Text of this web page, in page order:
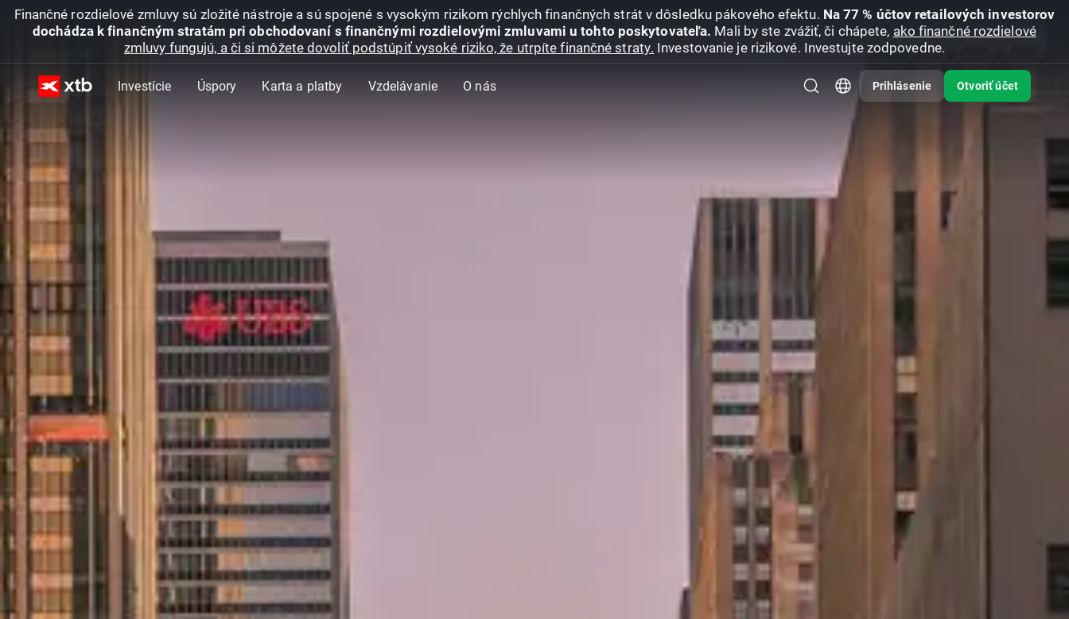
Finančné rozdielové zmluvy sú zložité nástroje a sú spojené s vysokým rizikom rýchlych finančných strát v dôsledku pákového efektu. Na 77 % účtov retailových investorov
dochádza k finančným stratám pri obchodovaní s finančnými rozdielovými zmluvami u tohto poskytovateľa. Mali by ste zvážiť, či chápete, ako finančné rozdielové
zmluvy fungujú, a či si môžete dovoliť podstúpiť vysoké riziko, že utrpíte finančné straty. Investovanie je rizikové. Investujte zodpovedne.
Investície Úspory Karta a platby Vzdelávanie O nás Prihlásenie Otvoriť účet